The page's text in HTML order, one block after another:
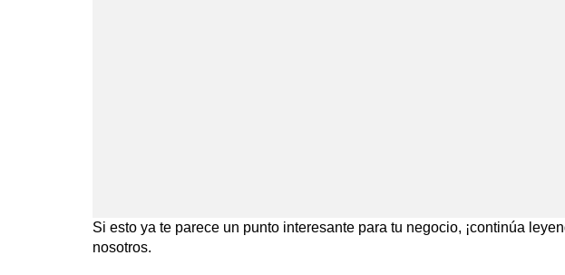
Si esto ya te parece un punto interesante para tu negocio, ¡continúa
nosotros.